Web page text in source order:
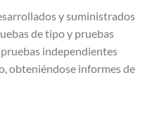
y suministrados
de tipo y pruebas
independientes
obteniéndose informes de